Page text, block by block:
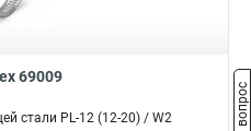
69009
стали PL-12 (12-20) / W2